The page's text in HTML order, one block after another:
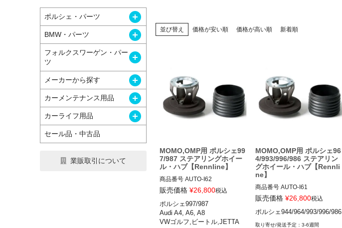
ポルシェ・パーツ
BMW・パーツ
フォルクスワーゲン・パー
ツ
メーカーから探す
カーメンテナンス用品
カーライフ用品
セール品・中古品
業販取引について
並び替え 価格が安い順 価格が高い順 新着順
MOMO,OMP用 ポルシェ99
7/987 ステアリングホイー
ル・ハブ【Rennline】
商品番号 AUTO-I62
I62
販売価格 ¥26,800税込
ポルシェ997/987
Audi A4, A6, A8
VWゴルフ,ビートル,JETTA
MOMO,OMP用 ポルシェ96
4/993/996/986 ステアリン
グホイール・ハブ【Rennli
ne】
商品番号 AUTO-I61
I61
販売価格 ¥26,800税込
ポルシェ944/964/993/996/986
3-6週間